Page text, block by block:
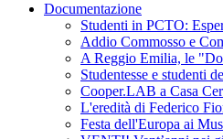
Documentazione
Studenti in PCTO:
Addio Commosso e
A Reggio Emilia, le
Studentesse e studenti
Cooper.LAB a Casa
L'eredità di Federico
Festa dell'Europa ai